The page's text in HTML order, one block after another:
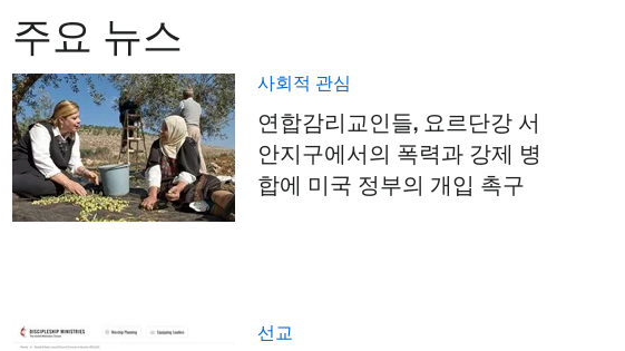
주요 뉴스
사회적 관심
연합감리교인들, 요르단강 서
안지구에서의 폭력과 강제 병
합에 미국 정부의 개입 촉구
선교